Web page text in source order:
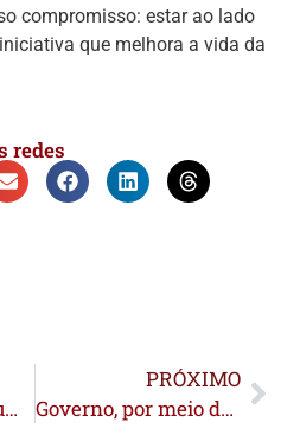
compromisso: estar ao lado
que melhora a vida da
redes
Coronel Ulysses cumpre agenda em Feijó e Tarauacá com foco na cultura e na valorização da fé
PRÓXIMO
Governo, por meio do Deracre, vai investir R$ 30,47 milhões em melhoramento de ramais do Vale do Juruá